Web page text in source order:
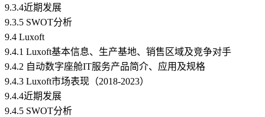
9.3.4近期发展
9.3.5 SWOT分析
9.4 Luxoft
9.4.1 Luxoft基本信息、生产基地、销售区域及竞争对手
9.4.2 自动数字座舱IT服务产品简介、应用及规格
9.4.3 Luxoft市场表现（2018-2023）
9.4.4近期发展
9.4.5 SWOT分析